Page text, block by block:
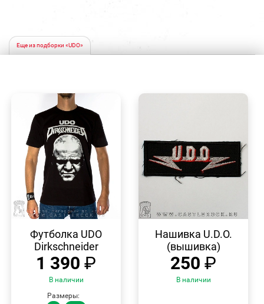
Еще из подборки «UDO»
ПРОСМОТР
Футболка UDO
Dirkschneider
1 390 ₽
В наличии
Размеры:
ПРОСМОТР
Нашивка U.D.O.
(вышивка)
250 ₽
В наличии